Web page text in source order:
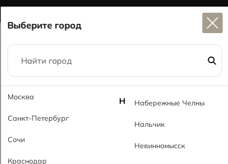
Главная Каталог
60x120
Калакатта классик MT Calacatta Classic MT
Выберите город
Москва
Санкт-Петербург
Сочи
Краснодар
Н Набережные Челны
Нальчик
Невинномысск